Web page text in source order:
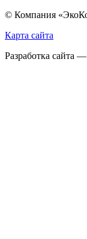
© Компания
Карта сайта
Разработка сайта —